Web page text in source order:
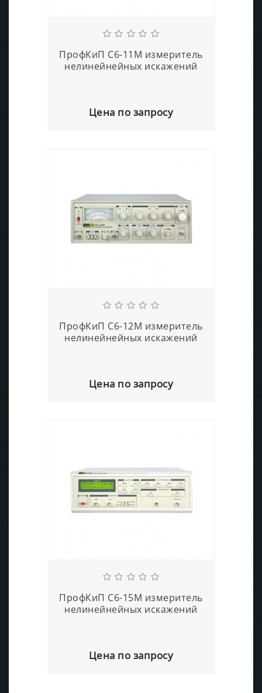
ПрофКиП С6-11М измеритель
нелинейнейных искажений
Цена по запросу
ПрофКиП С6-12М измеритель
нелинейнейных искажений
Цена по запросу
ПрофКиП С6-15М измеритель
нелинейнейных искажений
Цена по запросу